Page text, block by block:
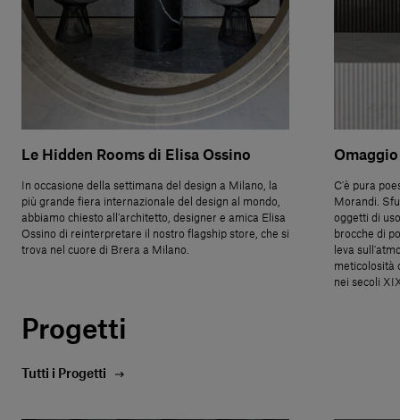
Le Hidden Rooms di Elisa Ossino
In occasione della settimana del design a Milano, la
più grande fiera internazionale del design al mondo,
abbiamo chiesto all’architetto, designer e amica Elisa
Ossino di reinterpretare il nostro flagship store, che si
trova nel cuore di Brera a Milano.
C'è pura
Morandi.
oggetti di
brocche di
leva
meticolosità
nei secoli
Progetti
Tutti i Progetti